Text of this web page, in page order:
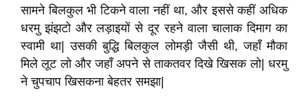
सामने बिलकुल भी टिकने वाला नहीं था,और इससे कहीं अधिक
धरमु झंझटो और लड़ाइयों से दूर रहने वाला चालाक दिमाग का
स्वामी था|उसकी बुद्धि बिलकुल लोमड़ी जैसी थी,जहाँ मौका
मिले लूट लो और जहाँ अपने से ताकतवर दिखे खिसक लो|धरमु
ने चुपचाप खिसकना बेहतर समझा|